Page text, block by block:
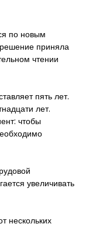
по новым
приняла
чтении
пять лет.
лет.
чтобы
увеличивать
нескольких